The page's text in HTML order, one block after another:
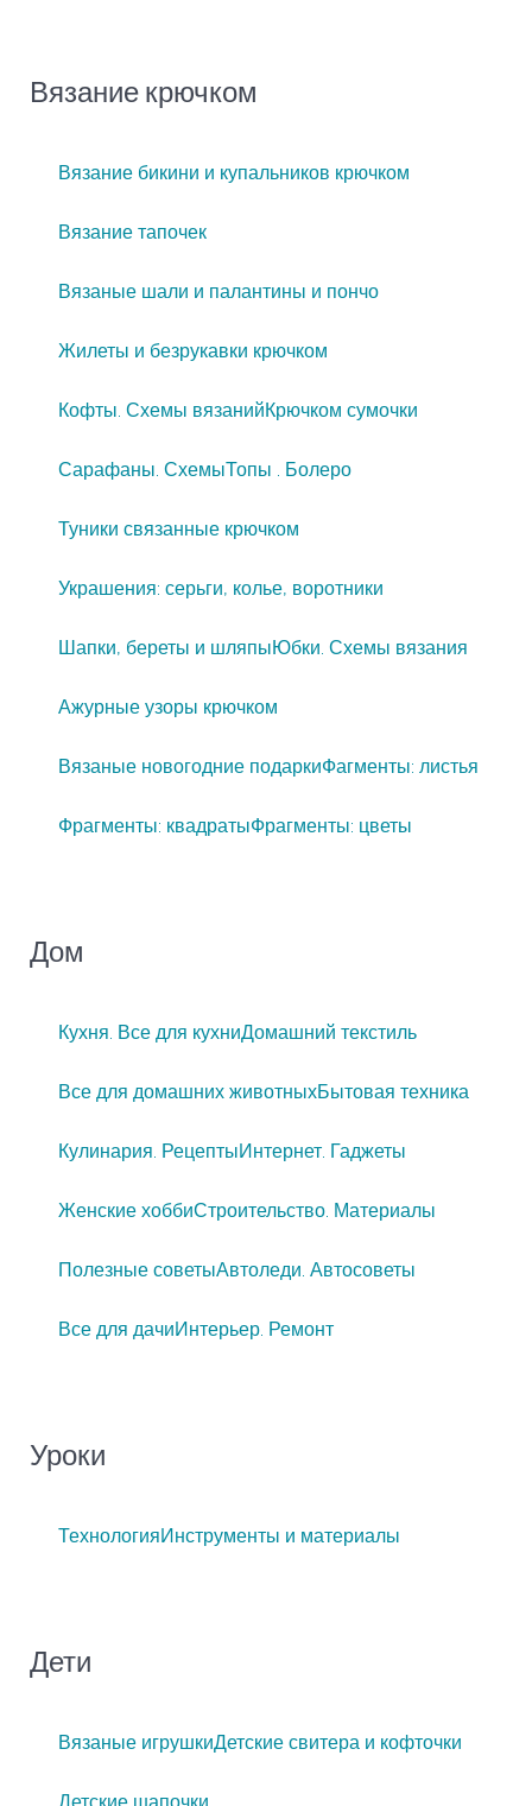
Вязание крючком
Вязание бикини и купальников крючком
Вязание тапочек
Вязаные шали и палантины и пончо
Жилеты и безрукавки крючком
Кофты. Схемы вязанийКрючком сумочки
Сарафаны. СхемыТопы . Болеро
Туники связанные крючком
Украшения: серьги, колье, воротники
Шапки, береты и шляпыЮбки. Схемы вязания
Ажурные узоры крючком
Вязаные новогодние подаркиФагменты: листья
Фрагменты: квадратыФрагменты: цветы
Дом
Кухня. Все для кухниДомашний текстиль
Все для домашних животныхБытовая техника
Кулинария. РецептыИнтернет. Гаджеты
Женские хоббиСтроительство. Материалы
Полезные советыАвтоледи. Автосоветы
Все для дачиИнтерьер. Ремонт
Уроки
ТехнологияИнструменты и материалы
Дети
Вязаные игрушкиДетские свитера и кофточки